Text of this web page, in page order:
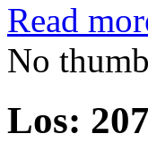
Read
No
Los: 207